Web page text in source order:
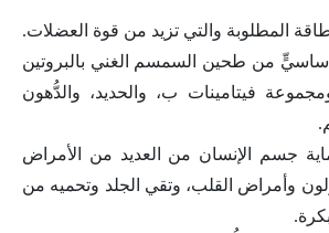
المطلوبة والتي تزيد من قوة العضلات.
من طحين السمسم الغني بالبروتين
فيتامينات ب، والحديد، والدُّهون
جسم الإنسان من العديد من الأمراض
وأمراض القلب، وتقي الجلد وتحميه من